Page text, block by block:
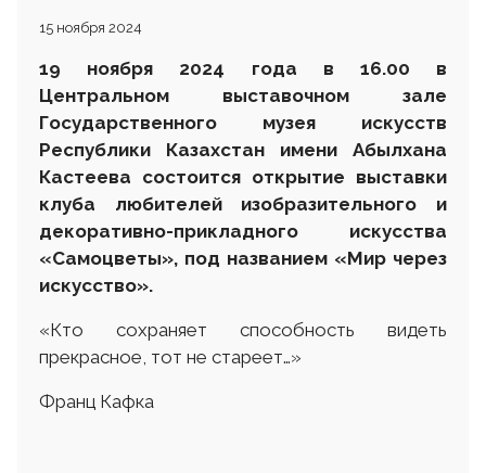
15 ноября 2024
19 ноября 2024 года в 16.00 в
Центральном выставочном зале
Государственного музея искусств
Республики Казахстан имени Абылхана
Кастеева состоится открытие выставки
клуба любителей изобразительного и
декоративно-прикладного искусства
«Самоцветы», под названием «Мир через
искусство».
«Кто сохраняет способность видеть
прекрасное, тот не стареет…»
Франц Кафка